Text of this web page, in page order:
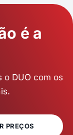
é a
DUO com os
PREÇOS